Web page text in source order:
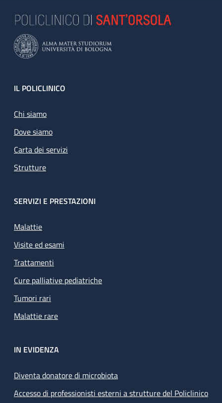
Footer
IL POLICLINICO
Chi siamo
Dove siamo
Carta dei servizi
Strutture
SERVIZI E PRESTAZIONI
Malattie
Visite ed esami
Trattamenti
Cure palliative pediatriche
Tumori rari
Malattie rare
IN EVIDENZA
Diventa donatore di microbiota
Accesso di professionisti esterni a strutture del Policlinico